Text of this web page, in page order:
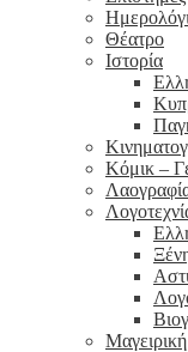
Θέατρο
Ιστορία
Κόμικ –
Μαγειρική